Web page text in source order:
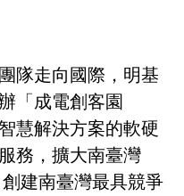
隊走向國際，明基
「成電創客園
慧解決方案的軟硬
務，擴大南臺灣
建南臺灣最具競爭